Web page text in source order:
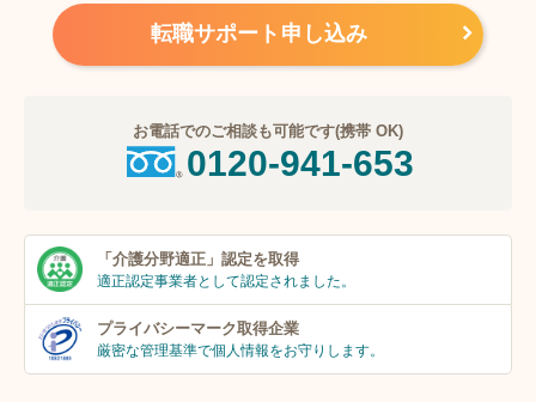
転職サポート申し込み
お電話でのご相談も可能です(携帯 OK)
0120-941-653
「介護分野適正」 認定を取得
適正認定事業者として認定されました。
プライバシーマーク取得企業
厳密な管理基準で個人情報をお守りします。